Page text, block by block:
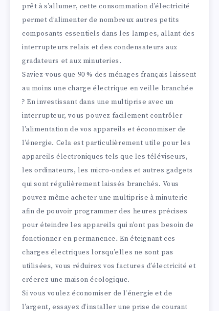
prêt à s’allumer, cette consommation d’électricité
permet d’alimenter de nombreux autres petits
composants essentiels dans les lampes, allant des
interrupteurs relais et des condensateurs aux
gradateurs et aux minuteries.
Saviez-vous que 90 % des ménages français laissent
au moins une charge électrique en veille branchée
? En investissant dans une multiprise avec un
interrupteur, vous pouvez facilement contrôler
l’alimentation de vos appareils et économiser de
l’énergie. Cela est particulièrement utile pour les
appareils électroniques tels que les téléviseurs,
les ordinateurs, les micro-ondes et autres gadgets
qui sont régulièrement laissés branchés. Vous
pouvez même acheter une multiprise à minuterie
afin de pouvoir programmer des heures précises
pour éteindre les appareils qui n’ont pas besoin de
fonctionner en permanence. En éteignant ces
charges électriques lorsqu’elles ne sont pas
utilisées, vous réduirez vos factures d’électricité et
créerez une maison écologique.
Si vous voulez économiser de l’énergie et de
l’argent, essayez d’installer une prise de courant